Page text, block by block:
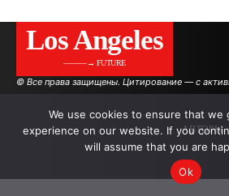
Los Angeles
———→ FUTURE
© Все права защищены. Цитирование — с
АВТОРЫ
We use cookies to ensure that we
experience on our website. If you
will assume that you are
Ok